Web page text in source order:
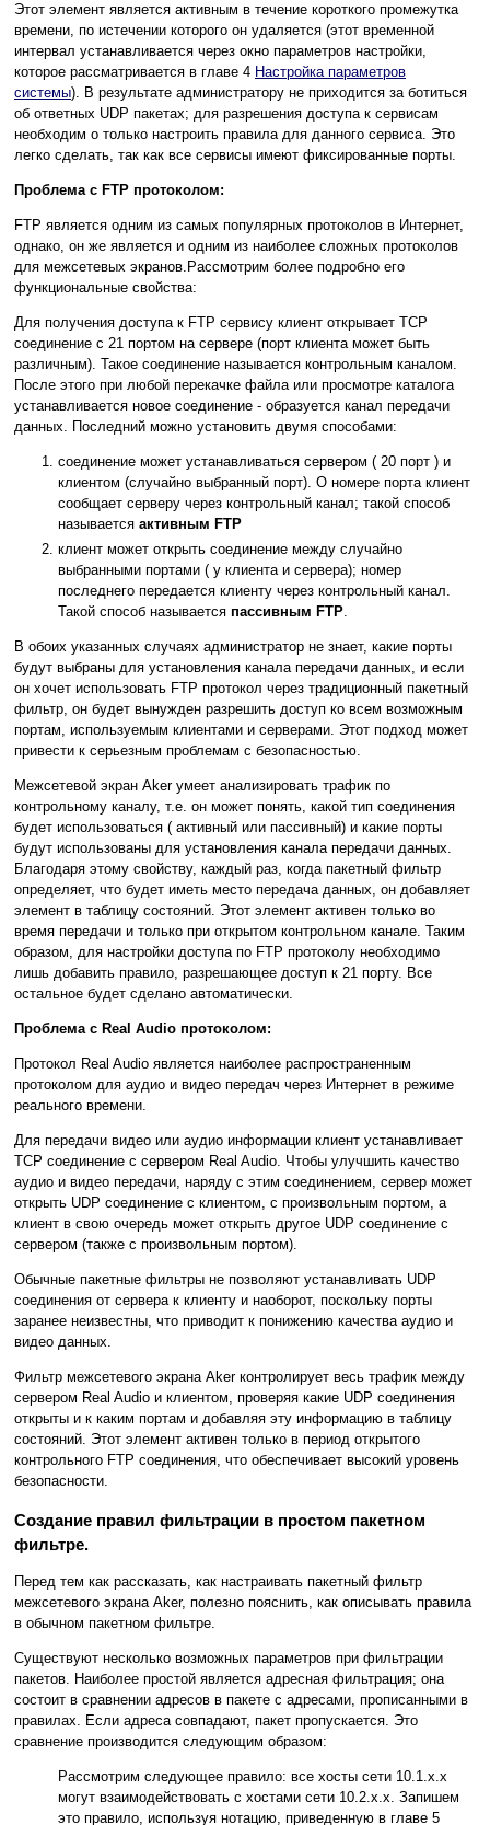
Этот элемент является активным в течение короткого промежутка
времени, по истечении которого он удаляется (этот временной
интервал устанавливается через окно параметров настройки,
которое рассматривается в главе 4 Настройка параметров
системы). В результате администратору не приходится за ботиться
об ответных UDP пакетах; для разрешения доступа к сервисам
необходим о только настроить правила для данного сервиса. Это
легко сделать, так как все сервисы имеют фиксированные порты.
Проблема с FTP протоколом:
FTP является одним из самых популярных протоколов в Интернет,
однако, он же является и одним из наиболее сложных протоколов
для межсетевых экранов.Рассмотрим более подробно его
функциональные свойства:
Для получения доступа к FTP сервису клиент открывает TCP
соединение с 21 портом на сервере (порт клиента может быть
различным). Такое соединение называется контрольным каналом.
После этого при любой перекачке файла или просмотре каталога
устанавливается новое соединение - образуется канал передачи
данных. Последний можно установить двумя способами:
соединение может устанавливаться сервером ( 20 порт ) и
клиентом (случайно выбранный порт). О номере порта клиент
сообщает серверу через контрольный канал; такой способ
называется активным FTP
клиент может открыть соединение между случайно
выбранными портами ( у клиента и сервера); номер
последнего передается клиенту через контрольный канал.
Такой способ называется пассивным FTP.
В обоих указанных случаях администратор не знает, какие порты
будут выбраны для установления канала передачи данных, и если
он хочет использовать FTP протокол через традиционный пакетный
фильтр, он будет вынужден разрешить доступ ко всем возможным
портам, используемым клиентами и серверами. Этот подход может
привести к серьезным проблемам с безопасностью.
Межсетевой экран Aker умеет анализировать трафик по
контрольному каналу, т.е. он может понять, какой тип соединения
будет использоваться ( активный или пассивный) и какие порты
будут использованы для установления канала передачи данных.
Благодаря этому свойству, каждый раз, когда пакетный фильтр
определяет, что будет иметь место передача данных, он добавляет
элемент в таблицу состояний. Этот элемент активен только во
время передачи и только при открытом контрольном канале. Таким
образом, для настройки доступа по FTP протоколу необходимо
лишь добавить правило, разрешающее доступ к 21 порту. Все
остальное будет сделано автоматически.
Проблема с Real Audio протоколом:
Протокол Real Audio является наиболее распространенным
протоколом для аудио и видео передач через Интернет в режиме
реального времени.
Для передачи видео или аудио информации клиент устанавливает
TCP соединение с сервером Real Audio. Чтобы улучшить качество
аудио и видео передачи, наряду с этим соединением, сервер может
открыть UDP соединение с клиентом, с произвольным портом, а
клиент в свою очередь может открыть другое UDP соединение с
сервером (также с произвольным портом).
Обычные пакетные фильтры не позволяют устанавливать UDP
соединения от сервера к клиенту и наоборот, поскольку порты
заранее неизвестны, что приводит к понижению качества аудио и
видео данных.
Фильтр межсетевого экрана Aker контролирует весь трафик между
сервером Real Audio и клиентом, проверяя какие UDP соединения
открыты и к каким портам и добавляя эту информацию в таблицу
состояний. Этот элемент активен только в период открытого
контрольного FTP соединения, что обеспечивает высокий уровень
безопасности.
Создание правил фильтрации в простом пакетном
фильтре.
Перед тем как рассказать, как настраивать пакетный фильтр
межсетевого экрана Aker, полезно пояснить, как описывать правила
в обычном пакетном фильтре.
Существуют несколько возможных параметров при фильтрации
пакетов. Наиболее простой является адресная фильтрация; она
состоит в сравнении адресов в пакете с адресами, прописанными в
правилах. Если адреса совпадают, пакет пропускается. Это
сравнение производится следующим образом:
Рассмотрим следующее правило: все хосты сети 10.1.x.x
могут взаимодействовать с хостами сети 10.2.x.x. Запишем
это правило, используя нотацию, приведенную в главе 5